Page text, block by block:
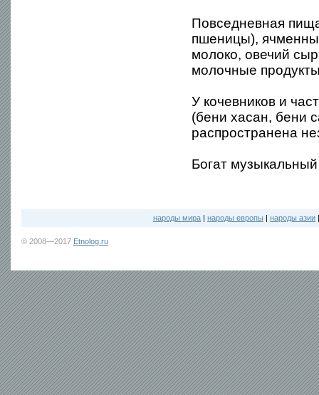
Повседневная
пшеницы),
молоко, овечий
молочные
У кочевников и
(бени хасан, бени
распространена
Богат
народы мира | народы европы | народы азии
© 2008—2017 Etnolog.ru